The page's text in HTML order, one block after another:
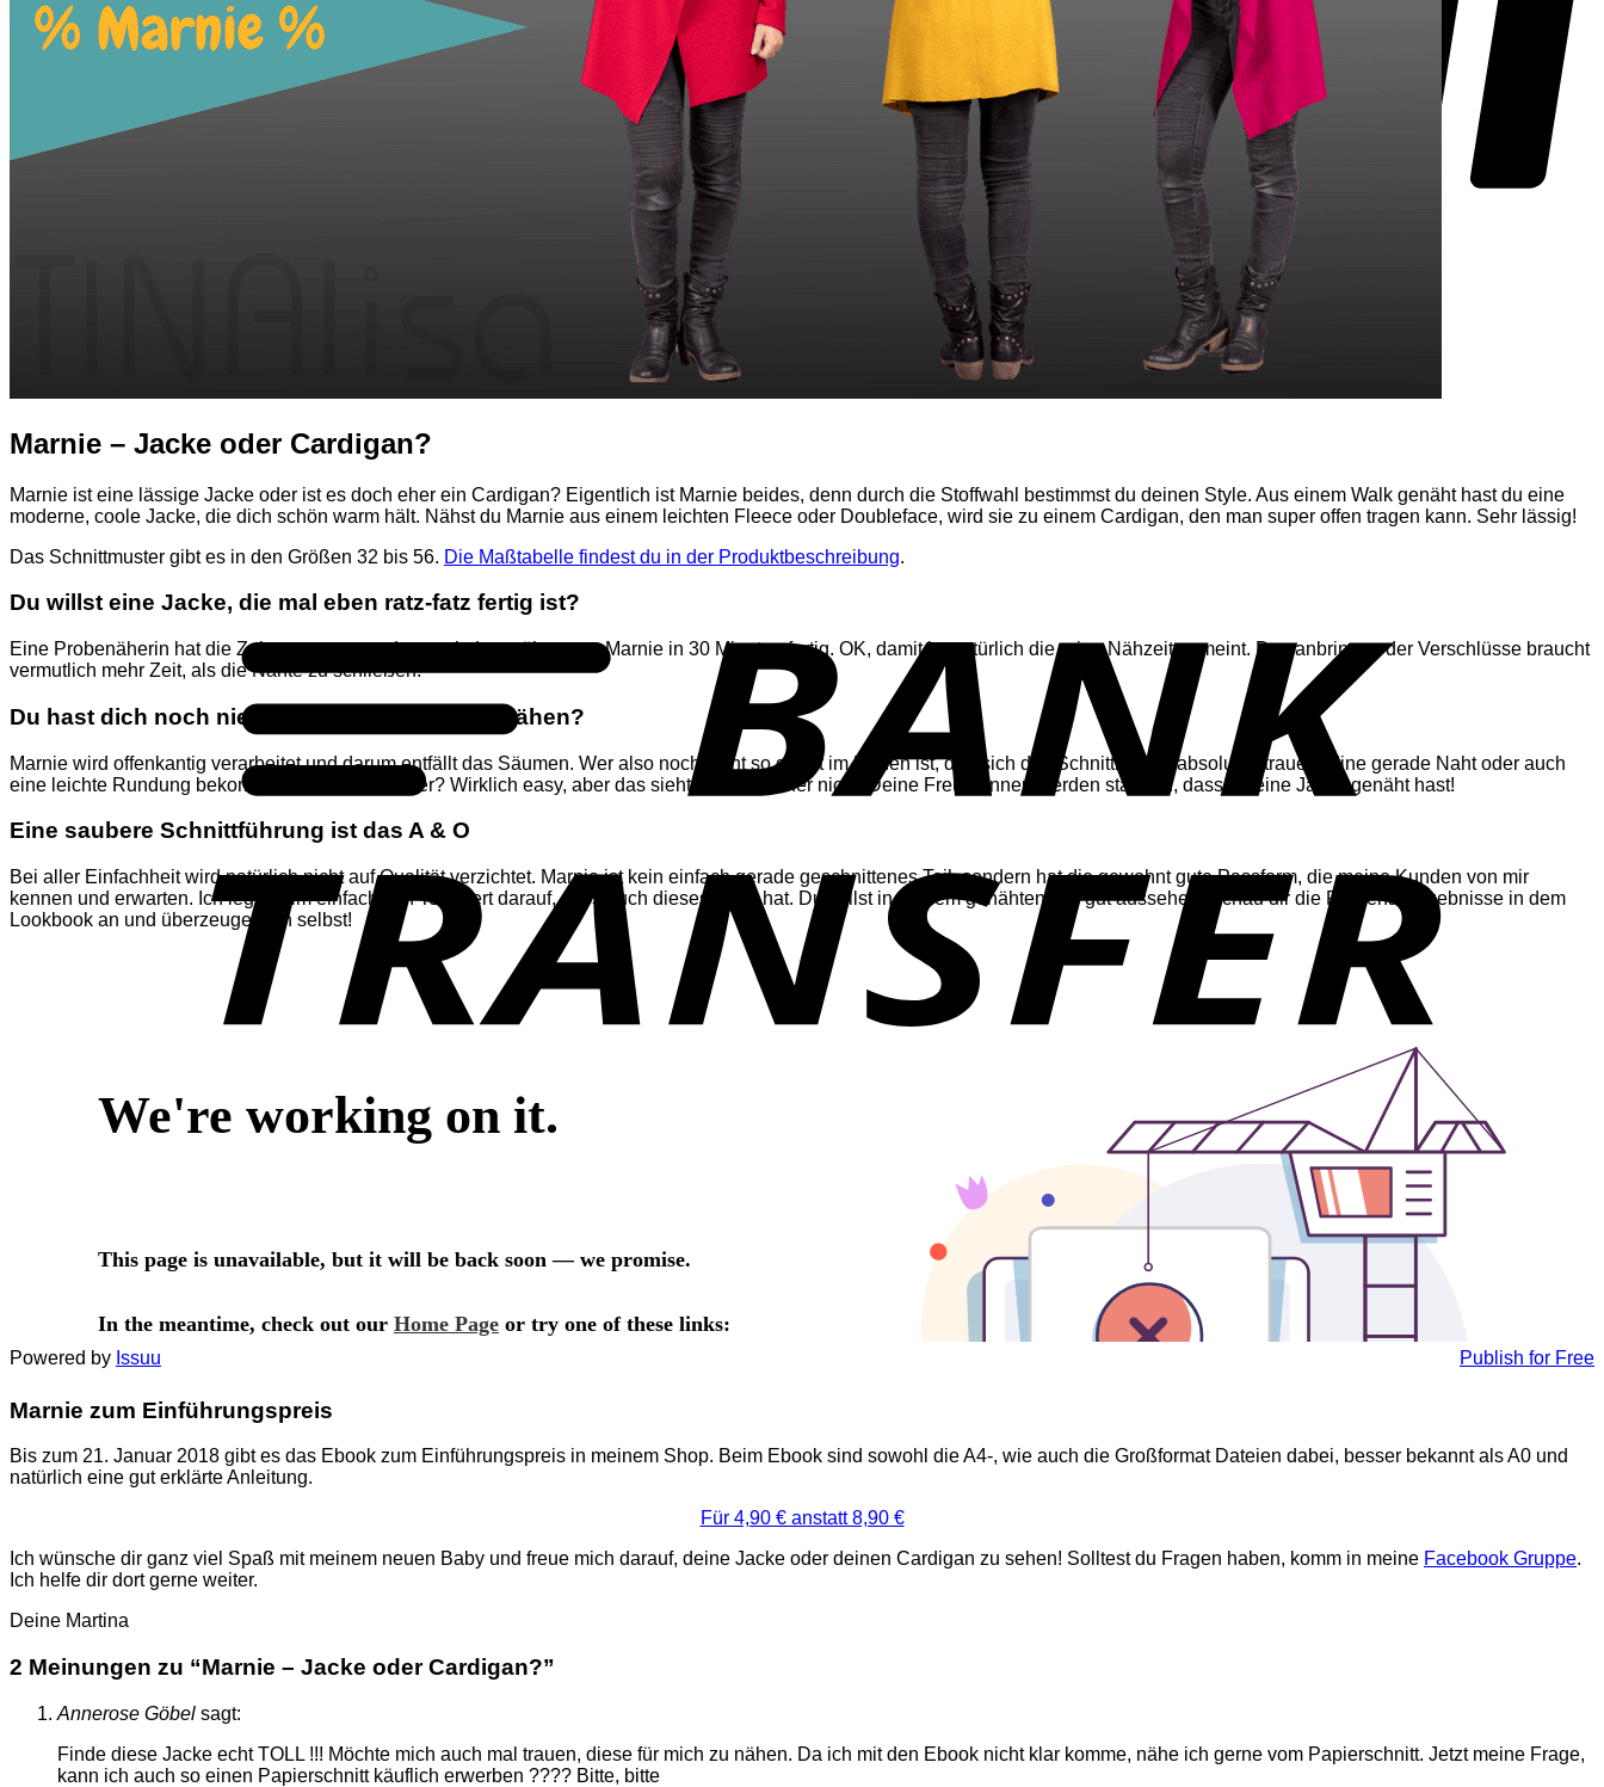
Marnie – Jacke oder Cardigan?
Marnie ist eine lässige Jacke oder ist es doch eher ein Cardigan? Eigentlich ist Marnie beides, denn durch die Stoffwahl bestimmst du deinen Style. Aus einem Walk genäht hast du eine
moderne, coole Jacke, die dich schön warm hält. Nähst du Marnie aus einem leichten Fleece oder Doubleface, wird sie zu einem Cardigan, den man super offen tragen kann. Sehr lässig!
Das Schnittmuster gibt es in den Größen 32 bis 56. Die Maßtabelle findest du in der Produktbeschreibung.
Du willst eine Jacke, die mal eben ratz-fatz fertig ist?
Eine Probenäherin hat die Zeit gemessen und war mit dem nähen von Marnie in 30 Minuten fertig. OK, damit ist natürlich die reine Nähzeit gemeint. Das anbringen der Verschlüsse braucht
vermutlich mehr Zeit, als die Nähte zu schließen.
Du hast dich noch nie getraut, eine Jacke zu nähen?
Marnie wird offenkantig verarbeitet und darum entfällt das Säumen. Wer also noch nicht so geübt im Nähen ist, darf sich das Schnittmuster absolut zutrauen. Eine gerade Naht oder auch
eine leichte Rundung bekommst du doch hin, oder? Wirklich easy, aber das sieht man hinterher nicht. Deine Freundinnen werden staunen, dass du eine Jacke genäht hast!
Eine saubere Schnittführung ist das A & O
Bei aller Einfachheit wird natürlich nicht auf Qualität verzichtet. Marnie ist kein einfach gerade geschnittenes Teil, sondern hat die gewohnt gute Passform, die meine Kunden von mir
kennen und erwarten. Ich lege beim einfachsten Teil Wert darauf, dass auch dieses Form hat. Du sollst in deinem genähten Teil gut aussehen! Schau dir die Probenähergebnisse in dem
Lookbook an und überzeuge dich selbst!
Powered by Issuu Publish for Free
Marnie zum Einführungspreis
Bis zum 21. Januar 2018 gibt es das Ebook zum Einführungspreis in meinem Shop. Beim Ebook sind sowohl die A4-, wie auch die Großformat Dateien dabei, besser bekannt als A0 und
natürlich eine gut erklärte Anleitung.
Für 4,90 € anstatt 8,90 €
Ich wünsche dir ganz viel Spaß mit meinem neuen Baby und freue mich darauf, deine Jacke oder deinen Cardigan zu sehen! Solltest du Fragen haben, komm in meine Facebook Gruppe.
Ich helfe dir dort gerne weiter.
Deine Martina
2 Meinungen zu “Marnie – Jacke oder Cardigan?”
Annerose Göbel sagt:
Finde diese Jacke echt TOLL !!! Möchte mich auch mal trauen, diese für mich zu nähen. Da ich mit den Ebook nicht klar komme, nähe ich gerne vom Papierschnitt. Jetzt meine Frage,
kann ich auch so einen Papierschnitt käuflich erwerben ???? Bitte, bitte